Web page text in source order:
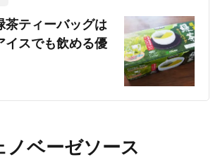
茶ティーバッグは
イスでも飲める優
ノベーゼソース